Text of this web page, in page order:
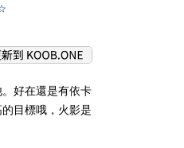
好在還是有依卡
目標哦，火影是